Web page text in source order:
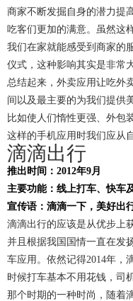
商家不断发掘自身的潜力提
吃客们更加的满意。虽然这
我们在家就能感受到商家的
仪式，这种影响其实是非常
总结起来，外卖应用让吃外
间以及最主要的为我们提供
比如使人们惰性更强、外包
这样的手机应用时我们应从
滴滴出行
推出时间：2012年9月
主要功能：线上打车、快车
宣传语：滴滴一下，美好出行
滴滴出行的应该是从优步上
并且根据我国国情一直在发
车应用。依然记得2014年，
时候打车基本不用花钱，司
那个时期的一种时尚，随着